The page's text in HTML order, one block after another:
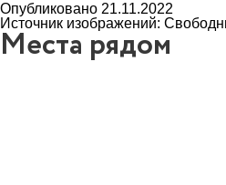
Опубликовано 21.11.2022
Источник изображений:
Места рядом